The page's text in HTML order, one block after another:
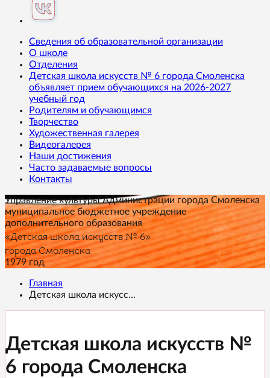
Сведения об образовательной организации
О школе
Отделения
Детская школа искусств № 6 города Смоленска
объявляет прием обучающихся на 2026-2027
учебный год
Родителям и обучающимся
Творчество
Художественная галерея
Видеогалерея
Наши достижения
Часто задаваемые вопросы
Контакты
Управление культуры Администрации города Смоленска
муниципальное бюджетное учреждение
дополнительного образования
«Детская школа искусств № 6»
города Смоленска
1979 год
Главная
Детская школа искусс...
Детская школа искусств №
6 города Смоленска